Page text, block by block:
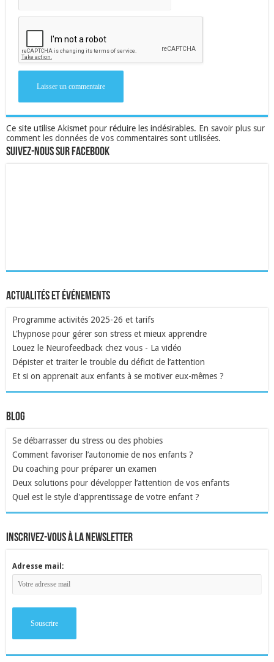
Ce site utilise Akismet pour réduire les indésirables. En savoir plus sur
comment les données de vos commentaires sont utilisées.
Suivez-nous sur Facebook
Actualités et événements
Programme activités 2025-26 et tarifs
L'hypnose pour gérer son stress et mieux apprendre
Louez le Neurofeedback chez vous - La vidéo
Dépister et traiter le trouble du déficit de l’attention
Et si on apprenait aux enfants à se motiver eux-mêmes ?
Blog
Se débarrasser du stress ou des phobies
Comment favoriser l’autonomie de nos enfants ?
Du coaching pour préparer un examen
Deux solutions pour développer l’attention de vos enfants
Quel est le style d'apprentissage de votre enfant ?
inscrivez-vous à la newsletter
Adresse mail: